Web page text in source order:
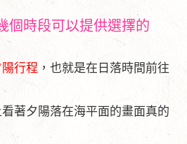
個時段可以提供選擇的
陽行程 ，也就是在日落時間前往
著夕陽落在海平面的畫面真的